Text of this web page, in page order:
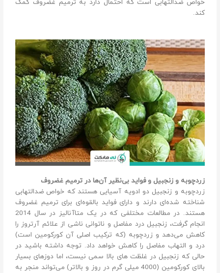
خواص ضدالتهابی است که احتمال دارد به ترمیم غضروف کمک
کند.
زردچوبه و زنجبیل و فواید بی‌نظیر آن‌ها در ترمیم غضروف
زردچوبه و زنجبیل دو ادویه آسیایی هستند که خواص ضدالتهابی
شناخته شده‌ای دارند و دارای فواید بالقوه‌ای برای ترمیم غضروف
هستند. در مطالعات مختلفی که در یک متاآنالیز در سال 2014
انجام گرفت، زنجبیل درد مفاصل و ناتوانی ناشی از علائم آرتروز را
کاهش می‌دهد و زردچوبه (که ترکیب اصلی آن کورکومین است)
درد و التهاب مفاصل را کاهش خواهد داد. توجه داشته باشید در
حالی که زنجبیل در غلظت های بالا سمی نیست، اما دوزهای بسیار
بالای کورکومین (4000 میلی گرم در روز و بالاتر) می‌تواند منجر به